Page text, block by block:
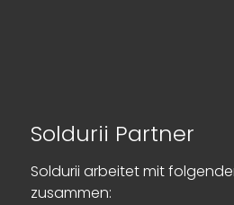
Soldurii Partner
Soldurii arbeitet mit
zusammen: